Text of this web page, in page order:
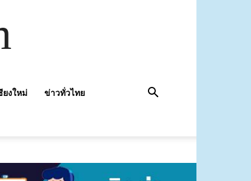
ยงใหม่ ข่าวทั่วไทย